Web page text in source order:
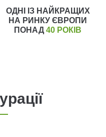
ОДНІ ІЗ НАЙКРАЩИХ
НА РИНКУ ЄВРОПИ
ПОНАД 40 РОКІВ